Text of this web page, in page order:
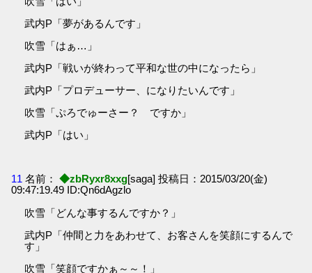
武内P「夢があるんです」
吹雪「はぁ…」
武内P「戦いが終わって平和な世の中になったら」
武内P「プロデューサー、になりたいんです」
吹雪「ぷろでゅーさー？ ですか」
武内P「はい」
11 名前： ◆zbRyxr8xxg[saga] 投稿日：2015/03/20(金)
09:47:19.49 ID:Qn6dAgzlo
吹雪「どんな事するんですか？」
武内P「仲間と力をあわせて、お客さんを笑顔にするんで
す」
吹雪「笑顔ですかぁ～～！」